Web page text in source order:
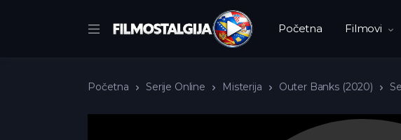
Početna Filmovi
Početna Serije Online Misterija Outer Banks (2020)